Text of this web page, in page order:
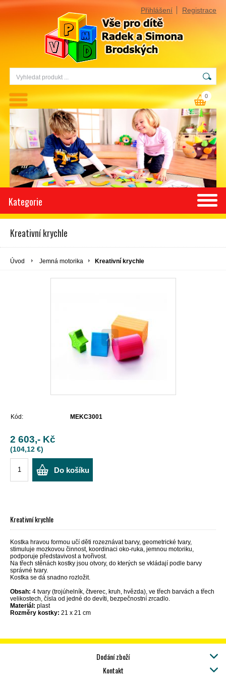
Přihlášení Registrace
0
Kategorie
Kreativní krychle
Úvod Jemná motorika Kreativní krychle
Kód: MEKC3001
2 603,- Kč
(104,12 €)
Do košíku
Kreativní krychle
Kostka hravou formou učí děti rozeznávat barvy, geometrické tvary,
stimuluje mozkovou činnost, koordinaci oko-ruka, jemnou motoriku,
podporuje představivost a tvořivost.
Na třech stěnách kostky jsou otvory, do kterých se vkládají podle barvy
správné tvary.
Kostka se dá snadno rozložit.
Obsah: 4 tvary (trojúhelník, čtverec, kruh, hvězda), ve třech barvách a třech
velikostech, čísla od jedné do devíti, bezpečnostní zrcadlo.
Materiál: plast
Rozměry kostky: 21 x 21 cm
Dodání zboží
Kontakt